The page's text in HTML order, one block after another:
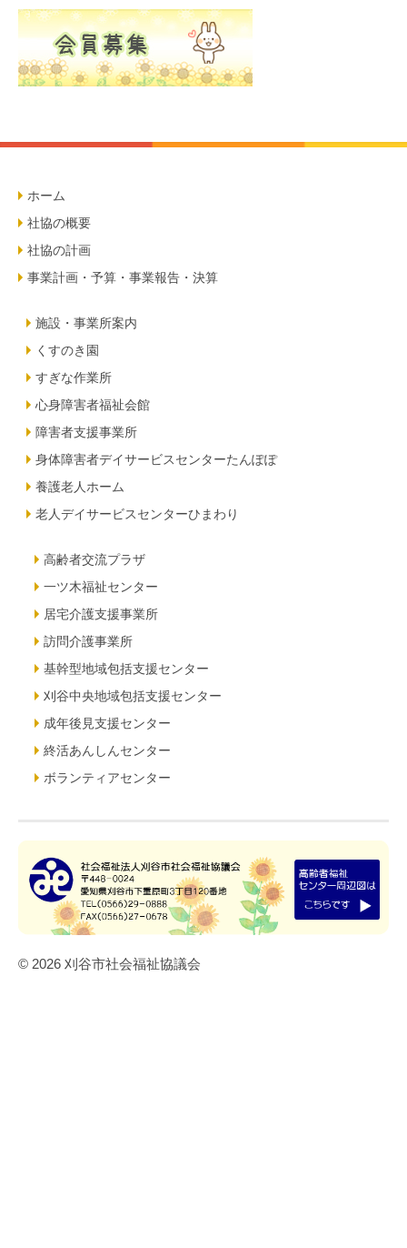
ホーム
社協の概要
社協の計画
事業計画・予算・事業報告・決算
施設・事業所案内
くすのき園
すぎな作業所
心身障害者福祉会館
障害者支援事業所
身体障害者デイサービスセンターたんぽぽ
養護老人ホーム
老人デイサービスセンターひまわり
高齢者交流プラザ
一ツ木福祉センター
居宅介護支援事業所
訪問介護事業所
基幹型地域包括支援センター
刈谷中央地域包括支援センター
成年後見支援センター
終活あんしんセンター
ボランティアセンター
© 2026 刈谷市社会福祉協議会